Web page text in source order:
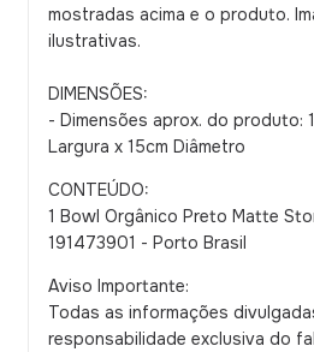
mostradas acima e o produto.
ilustrativas.
DIMENSÕES:
- Dimensões aprox. do produto:
Largura x 15cm Diâmetro
CONTEÚDO:
1 Bowl Orgânico Preto Matte
191473901 - Porto Brasil
Aviso Importante:
Todas as informações
responsabilidade exclusiva do